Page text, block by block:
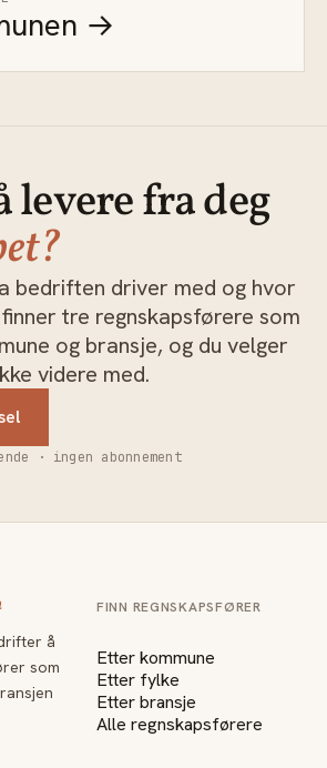
→
levere fra deg
bedriften driver med og hvor
tre regnskapsførere som
og bransje, og du velger
videre med.
· ingen abonnement
å
som
FINN REGNSKAPSFØRER
Etter kommune
Etter fylke
Etter bransje
Alle regnskapsførere